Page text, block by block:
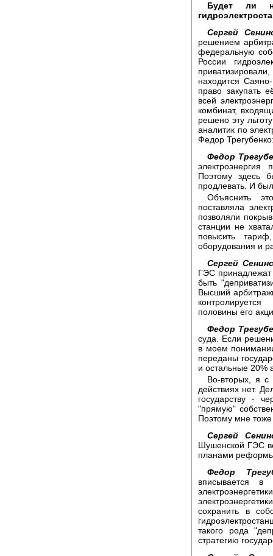
Будет ли
Сергей
решением
федеральную
России
находится
право закупать
всей
комбинат,
решено эту
аналитик по
Федор
Федор
Поэтому здесь
продлевать. И
Объяснить
поставляла
позволяли
станции не
повысить
оборудования и
Сергей
ГЭС
быть
Высший
половины его
Федор
суда. Если
в моем
переданы
и остальные 20%
Во-вторых, я с
действиях нет.
государству -
"прямую"
Поэтому мне тоже
Сергей
Шушенской ГЭС
планами реформы
Федор
вписывается в
сохранить в
такого рода
стратегию